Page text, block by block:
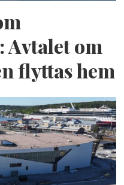
Avtalet om
flyttas hem